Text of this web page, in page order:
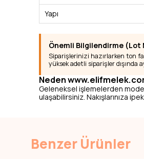
Yapı
Önemli Bilgilendirme (Lot
Siparişlerinizi hazırlarken ton
yüksek adetli siparişler
Neden
Geleneksel işlemelerden
ulaşabilirsiniz. Nakışlarınıza
Benzer Ürünler